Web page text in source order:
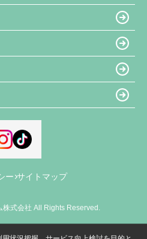
ー サイトマップ
株式会社 All Rights Reserved.